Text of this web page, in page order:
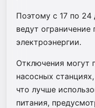
Поэтому с 17 по 24
ведут ограничение
электроэнергии.
Отключения могут
насосных
что лучше
питания,